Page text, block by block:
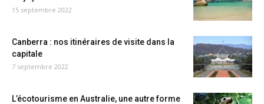
15 septembre 2022
Canberra : nos itinéraires de visite dans la
capitale
7 septembre 2022
L’écotourisme en Australie, une autre forme